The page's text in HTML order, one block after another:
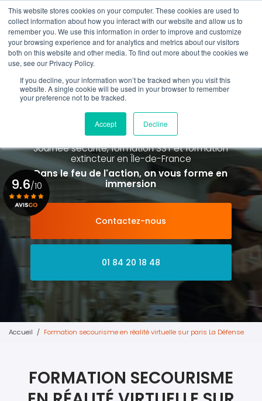
This website stores cookies on your computer. These cookies are used to
collect information about how you interact with our website and allow us to
remember you. We use this information in order to improve and customize
your browsing experience and for analytics and metrics about our visitors
both on this website and other media. To find out more about the cookies we
use, see our Privacy Policy.
If you decline, your information won’t be tracked when you visit this
website. A single cookie will be used in your browser to remember
your preference not to be tracked.
Accept Decline
Aller
au
contenu
principal
01 84 20 18 48
Rappel gratuit
Spécialiste de la formation SST et
de la Formation Incendie
à Paris La Défense depuis 2015
Journée sécurité, formation SST et formation
extincteuren Île-de-France
Dans le feu de l'action, on vous forme en
immersion
Contactez-nous
01 84 20 18 48
9.6/10
Voir le certificat
Accueil Formation secourisme en réalité virtuelle sur paris La Défense
FORMATION SECOURISME